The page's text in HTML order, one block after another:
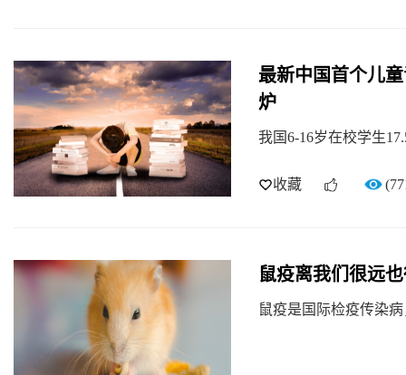
最新中国首个儿
炉
我国6-16岁在校学生
收藏
鼠疫离我们很远
鼠疫是国际检疫传染